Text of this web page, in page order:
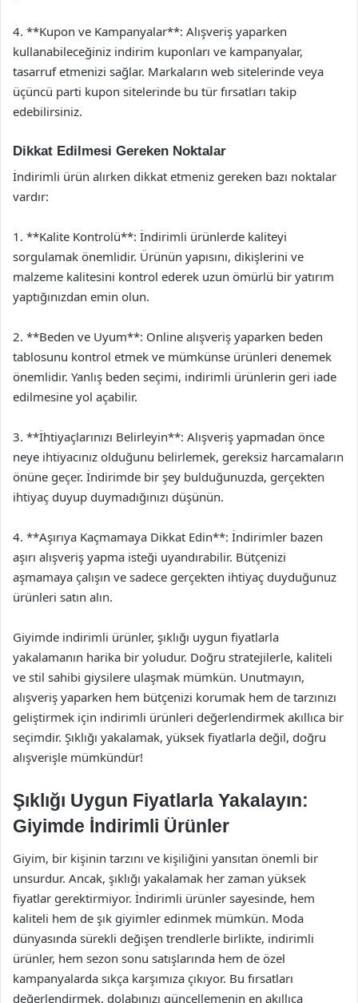
4. **Kupon ve Kampanyalar**: Alışveriş yaparken
kullanabileceğiniz indirim kuponları ve kampanyalar,
tasarruf etmenizi sağlar. Markaların web sitelerinde veya
üçüncü parti kupon sitelerinde bu tür fırsatları takip
edebilirsiniz.
Dikkat Edilmesi Gereken Noktalar
İndirimli ürün alırken dikkat etmeniz gereken bazı noktalar
vardır:
1. **Kalite Kontrolü**: İndirimli ürünlerde kaliteyi
sorgulamak önemlidir. Ürünün yapısını, dikişlerini ve
malzeme kalitesini kontrol ederek uzun ömürlü bir yatırım
yaptığınızdan emin olun.
2. **Beden ve Uyum**: Online alışveriş yaparken beden
tablosunu kontrol etmek ve mümkünse ürünleri denemek
önemlidir. Yanlış beden seçimi, indirimli ürünlerin geri iade
edilmesine yol açabilir.
3. **İhtiyaçlarınızı Belirleyin**: Alışveriş yapmadan önce
neye ihtiyacınız olduğunu belirlemek, gereksiz harcamaların
önüne geçer. İndirimde bir şey bulduğunuzda, gerçekten
ihtiyaç duyup duymadığınızı düşünün.
4. **Aşırıya Kaçmamaya Dikkat Edin**: İndirimler bazen
aşırı alışveriş yapma isteği uyandırabilir. Bütçenizi
aşmamaya çalışın ve sadece gerçekten ihtiyaç duyduğunuz
ürünleri satın alın.
Giyimde indirimli ürünler, şıklığı uygun fiyatlarla
yakalamanın harika bir yoludur. Doğru stratejilerle, kaliteli
ve stil sahibi giysilere ulaşmak mümkün. Unutmayın,
alışveriş yaparken hem bütçenizi korumak hem de tarzınızı
geliştirmek için indirimli ürünleri değerlendirmek akıllıca bir
seçimdir. Şıklığı yakalamak, yüksek fiyatlarla değil, doğru
alışverişle mümkündür!
Şıklığı Uygun Fiyatlarla Yakalayın:
Giyimde İndirimli Ürünler
Giyim, bir kişinin tarzını ve kişiliğini yansıtan önemli bir
unsurdur. Ancak, şıklığı yakalamak her zaman yüksek
fiyatlar gerektirmiyor. İndirimli ürünler sayesinde, hem
kaliteli hem de şık giyimler edinmek mümkün. Moda
dünyasında sürekli değişen trendlerle birlikte, indirimli
ürünler, hem sezon sonu satışlarında hem de özel
kampanyalarda sıkça karşımıza çıkıyor. Bu fırsatları
değerlendirmek, dolabınızı güncellemenin en akıllıca